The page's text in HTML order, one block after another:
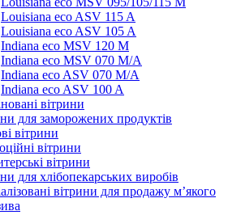
Louisiana eco ASV 115 A
Louisiana eco ASV 105 A
Indiana eco MSV 120 M
Indiana eco MSV 070 M/A
Indiana eco ASV 070 M/A
Indiana eco ASV 100 A
вітрини
для заморожених продуктів
вітрини
вітрини
вітрини
для хлібопекарських виробів
вітрини для продажу м’якого